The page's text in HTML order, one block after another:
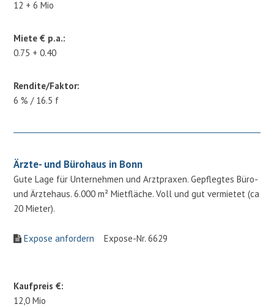
12 + 6 Mio
Miete € p.a.:
0.75 + 0.40
Rendite/Faktor:
6 % / 16.5 f
Ärzte- und Bürohaus in Bonn
Gute Lage für Unternehmen und Arztpraxen. Gepflegtes Büro-
und Ärztehaus. 6.000 m² Mietfläche. Voll und gut vermietet (ca
20 Mieter).
Expose anfordern Expose-Nr. 6629
Kaufpreis €:
12,0 Mio